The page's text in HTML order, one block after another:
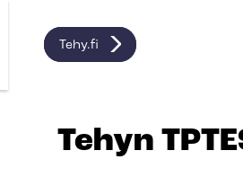
Tehy.fi
Tehyn